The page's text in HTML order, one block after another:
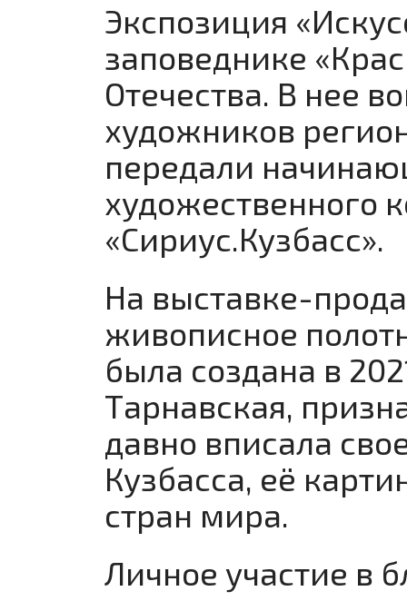
Экспозиция
заповеднике
Отечества. В нее
художников
передали
художественного
«Сириус.Кузбасс».
На выставке-
живописное
была создана в
Тарнавская,
давно вписала
Кузбасса, её
стран мира.
Личное участие в